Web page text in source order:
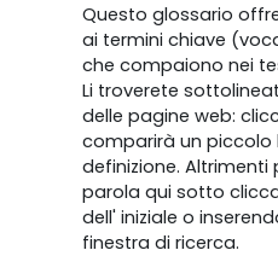
Questo glossario
ai termini chiave
che compaiono nei
Li troverete
delle pagine web:
comparirà un piccolo
definizione.
parola qui sotto
dell' iniziale o
finestra di ricerca.